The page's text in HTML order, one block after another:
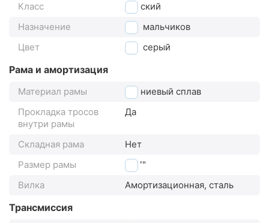
Класс
детский
Назначение
для мальчиков
Цвет
серый
Рама и амортизация
Материал рамы
магниевый сплав
Прокладка тросов
внутри рамы
Да
Складная рама
Нет
Размер рамы
10,7"
Вилка
Амортизационная, сталь
Трансмиссия